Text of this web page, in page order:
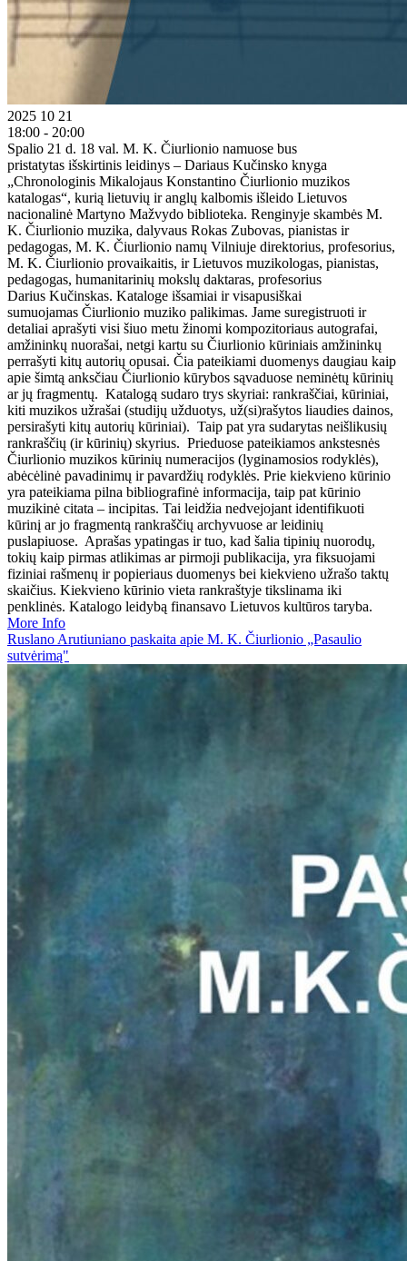
2025 10 21
18:00 - 20:00
Spalio 21 d. 18 val. M. K. Čiurlionio namuose bus
pristatytas išskirtinis leidinys – Dariaus Kučinsko knyga
„Chronologinis Mikalojaus Konstantino Čiurlionio muzikos
katalogas“, kurią lietuvių ir anglų kalbomis išleido Lietuvos
nacionalinė Martyno Mažvydo biblioteka. Renginyje skambės M.
K. Čiurlionio muzika, dalyvaus Rokas Zubovas, pianistas ir
pedagogas, M. K. Čiurlionio namų Vilniuje direktorius, profesorius,
M. K. Čiurlionio provaikaitis, ir Lietuvos muzikologas, pianistas,
pedagogas, humanitarinių mokslų daktaras, profesorius
Darius Kučinskas. Kataloge išsamiai ir visapusiškai
sumuojamas Čiurlionio muziko palikimas. Jame suregistruoti ir
detaliai aprašyti visi šiuo metu žinomi kompozitoriaus autografai,
amžininkų nuorašai, netgi kartu su Čiurlionio kūriniais amžininkų
perrašyti kitų autorių opusai. Čia pateikiami duomenys daugiau kaip
apie šimtą anksčiau Čiurlionio kūrybos sąvaduose neminėtų kūrinių
ar jų fragmentų. Katalogą sudaro trys skyriai: rankraščiai, kūriniai,
kiti muzikos užrašai (studijų užduotys, už(si)rašytos liaudies dainos,
persirašyti kitų autorių kūriniai). Taip pat yra sudarytas neišlikusių
rankraščių (ir kūrinių) skyrius. Prieduose pateikiamos ankstesnės
Čiurlionio muzikos kūrinių numeracijos (lyginamosios rodyklės),
abėcėlinė pavadinimų ir pavardžių rodyklės. Prie kiekvieno kūrinio
yra pateikiama pilna bibliografinė informacija, taip pat kūrinio
muzikinė citata – incipitas. Tai leidžia nedvejojant identifikuoti
kūrinį ar jo fragmentą rankraščių archyvuose ar leidinių
puslapiuose. Aprašas ypatingas ir tuo, kad šalia tipinių nuorodų,
tokių kaip pirmas atlikimas ar pirmoji publikacija, yra fiksuojami
fiziniai rašmenų ir popieriaus duomenys bei kiekvieno užrašo taktų
skaičius. Kiekvieno kūrinio vieta rankraštyje tikslinama iki
penklinės. Katalogo leidybą finansavo Lietuvos kultūros taryba.
More Info
Ruslano Arutiuniano paskaita apie M. K. Čiurlionio „Pasaulio
sutvėrimą"